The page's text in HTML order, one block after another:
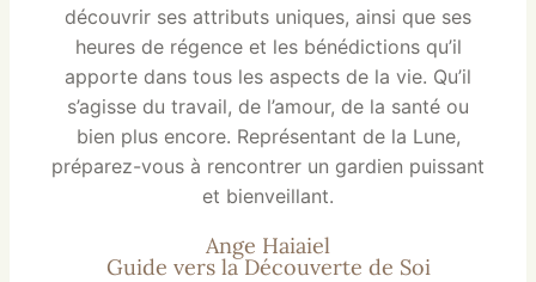
découvrir ses attributs uniques, ainsi que ses
heures de régence et les bénédictions qu’il
apporte dans tous les aspects de la vie. Qu’il
s’agisse du travail, de l’amour, de la santé ou
bien plus encore. Représentant de la Lune,
préparez-vous à rencontrer un gardien puissant
et bienveillant.
Ange Haiaiel
Guide vers la Découverte de Soi